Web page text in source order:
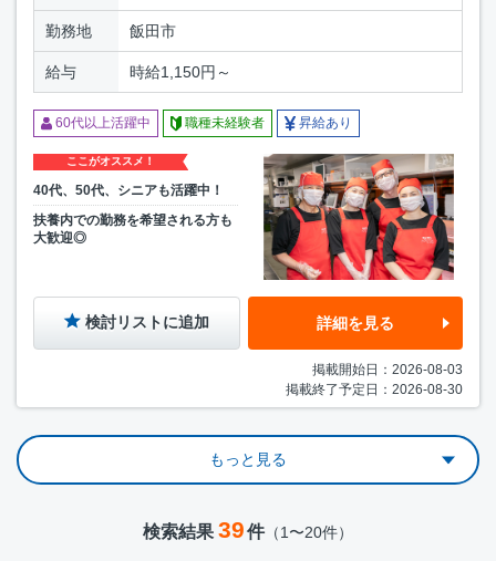
勤務地 飯田市
給与 時給1,150円～
60代以上活躍中 職種未経験者 昇給あり
ここがオススメ！
40代、50代、シニアも活躍中！
扶養内での勤務を希望される方も
大歓迎◎
検討リストに追加 詳細を見る
掲載開始日：2026-08-03
掲載終了予定日：2026-08-30
もっと見る
検索結果 39件（1〜20件）